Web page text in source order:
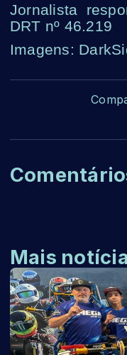
Jornalista
DRT nº 46.219
Imagens:
Mais